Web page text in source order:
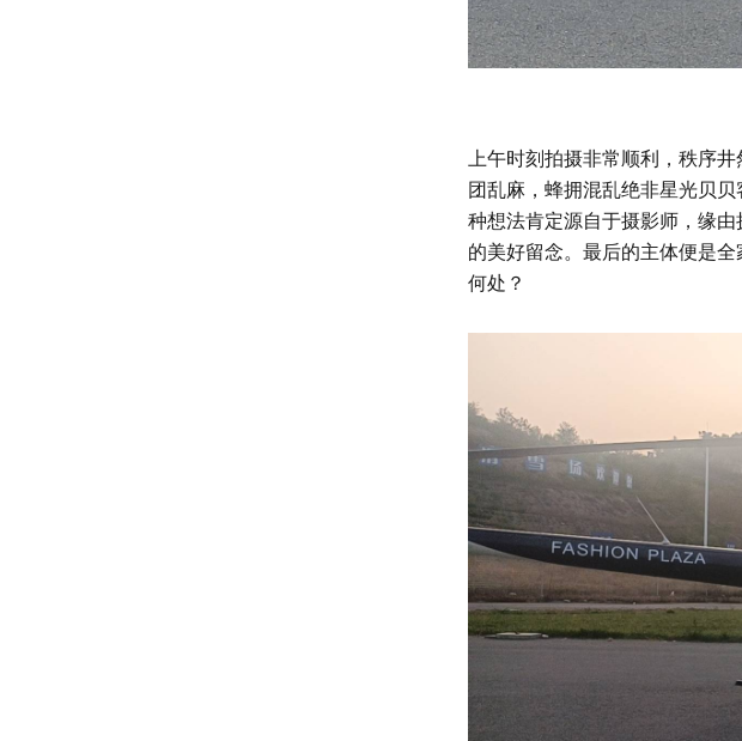
上午时刻拍摄非常顺利，秩序
团乱麻，蜂拥混乱绝非星光贝
种想法肯定源自于摄影师，缘
的美好留念。最后的主体便是
何处？